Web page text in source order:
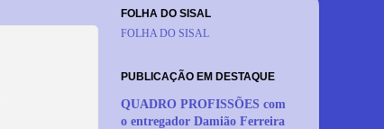
FOLHA DO SISAL
FOLHA DO SISAL
PUBLICAÇÃO EM DESTAQUE
QUADRO PROFISSÕES com
o entregador Damião Ferreira